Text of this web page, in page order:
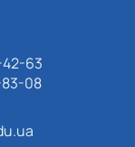
63
08